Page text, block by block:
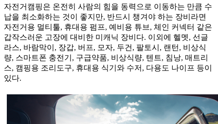
자전거캠핑은 온전히 사람의 힘을 동력으로 이동하는 만큼 수
납을 최소화하는 것이 좋지만, 반드시 챙겨야 하는 장비라면
자전거용 멀티툴, 휴대용 펌프, 예비용 튜브, 체인 커넥터 같은
갑작스러운 고장에 대비한 미캐닉 장비다. 이외에 헬멧, 선글
라스, 바람막이, 장갑, 버프, 모자, 두건, 팔토시, 랜턴, 비상식
량, 스마트폰 충전기, 구급약품, 비상식량, 텐트, 침낭, 매트리
스, 캠핑용 조리도구, 휴대용 식기와 수저, 다용도 나이프 등이
있다.